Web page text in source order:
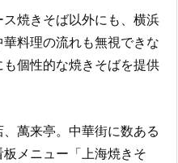
焼きそば以外にも、横浜
料理の流れも無視できな
も個性的な焼きそばを提供
萬来亭。中華街に数ある
メニュー「上海焼きそ